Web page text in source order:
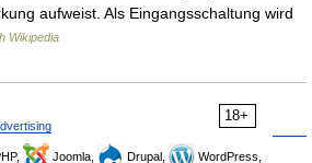
aufweist. Als Eingangsschaltung wird
Wikipedia
18+
Joomla, Drupal, WordPress,